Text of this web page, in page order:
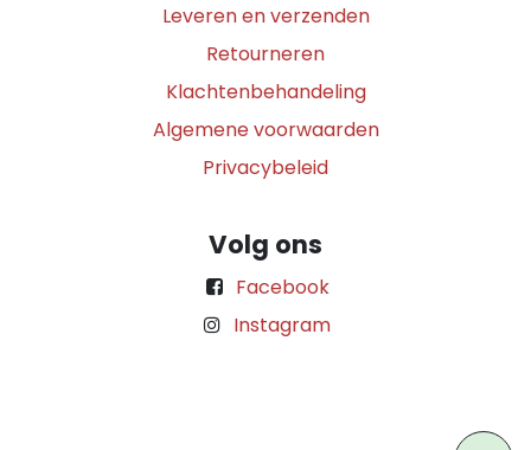
Leveren en verzenden
Retourneren
Klachtenbehandeling
Algemene voorwaarden
Privacybeleid
Volg ons
Facebook
Instagram